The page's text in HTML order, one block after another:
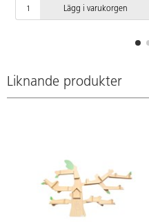
Lägg i varukorgen
Liknande produkter